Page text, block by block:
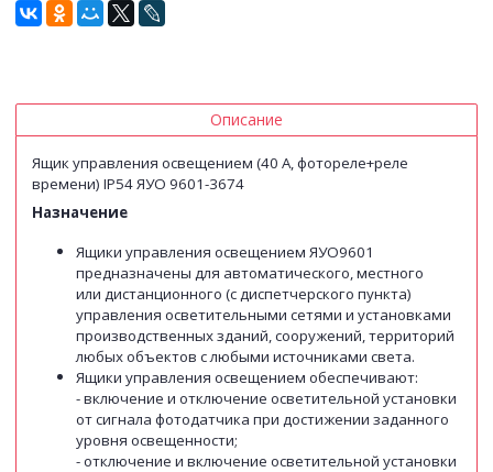
Описание
Ящик управления освещением (40 А, фотореле+реле
времени) IP54 ЯУО 9601-3674
Назначение
Ящики управления освещением ЯУО9601
предназначены для автоматического, местного
или дистанционного (с диспетчерского пункта)
управления осветительными сетями и установками
производственных зданий, сооружений, территорий
любых объектов с любыми источниками света.
Ящики управления освещением обеспечивают:
- включение и отключение осветительной установки
от сигнала фотодатчика при достижении заданного
уровня освещенности;
- отключение и включение осветительной установки